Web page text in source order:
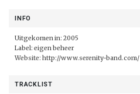
INFO
Uitgekomen in: 2005
Label: eigen beheer
Website: http://www.serenity-band.com/
TRACKLIST